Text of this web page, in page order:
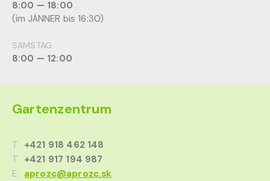
8:00 — 18:00
(im JÄNNER bis 16:30)
SAMSTAG
8:00 — 12:00
Gartenzentrum
T. +421 918 462 148
T. +421 917 194 987
E. aprozc@aprozc.sk